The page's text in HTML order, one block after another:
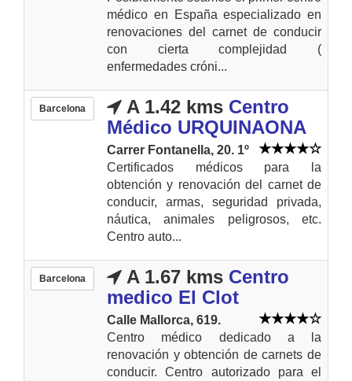
médico en España especializado en
renovaciones del carnet de conducir
con cierta complejidad (
enfermedades cróni...
Barcelona A 1.42 kms Centro
Médico URQUINAONA
Carrer Fontanella, 20. 1º
Certificados médicos para la
obtención y renovación del carnet de
conducir, armas, seguridad privada,
náutica, animales peligrosos, etc.
Centro auto...
Barcelona A 1.67 kms Centro
medico El Clot
Calle Mallorca, 619.
Centro médico dedicado a la
renovación y obtención de carnets de
conducir. Centro autorizado para el